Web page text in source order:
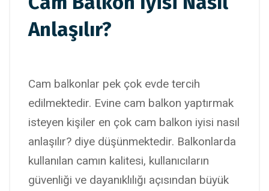
Anlaşılır?
Cam balkonlar pek çok evde tercih
edilmektedir. Evine cam balkon yaptırmak
isteyen kişiler en çok cam balkon iyisi nasıl
anlaşılır? diye düşünmektedir. Balkonlarda
kullanılan camın kalitesi, kullanıcıların
güvenliği ve dayanıklılığı açısından büyük